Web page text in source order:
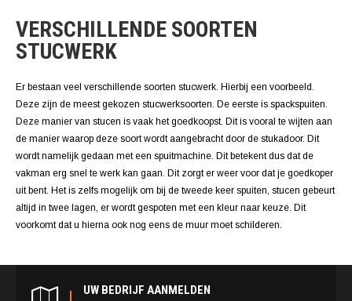
VERSCHILLENDE SOORTEN
STUCWERK
Er bestaan veel verschillende soorten stucwerk. Hierbij een voorbeeld.
Deze zijn de meest gekozen stucwerksoorten. De eerste is spackspuiten.
Deze manier van stucen is vaak het goedkoopst. Dit is vooral te wijten aan
de manier waarop deze soort wordt aangebracht door de stukadoor. Dit
wordt namelijk gedaan met een spuitmachine. Dit betekent dus dat de
vakman erg snel te werk kan gaan. Dit zorgt er weer voor dat je goedkoper
uit bent. Het is zelfs mogelijk om bij de tweede keer spuiten, stucen gebeurt
altijd in twee lagen, er wordt gespoten met een kleur naar keuze. Dit
voorkomt dat u hierna ook nog eens de muur moet schilderen.
UW BEDRIJF AANMELDEN